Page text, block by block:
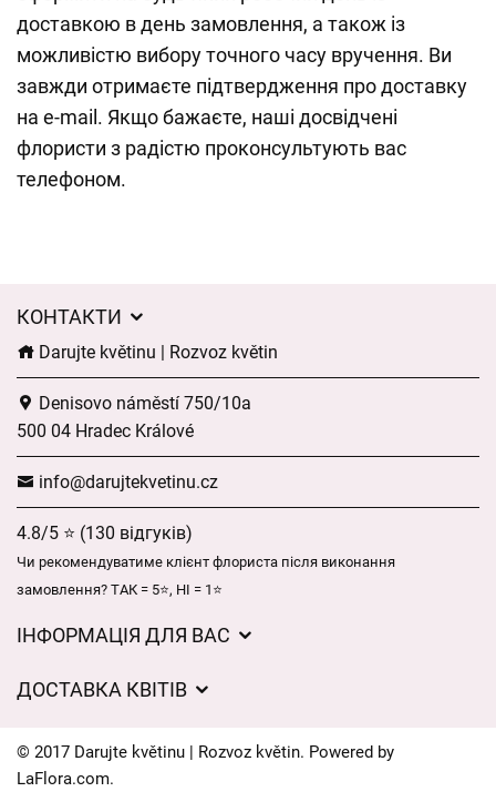
доставкою в день замовлення, а також із
можливістю вибору точного часу вручення. Ви
завжди отримаєте підтвердження про доставку
на e-mail. Якщо бажаєте, наші досвідчені
флористи з радістю проконсультують вас
телефоном.
КОНТАКТИ
Darujte květinu | Rozvoz květin
Denisovo náměstí 750/10a
500 04 Hradec Králové
info@darujtekvetinu.cz
4.8/5 ⭐ (130 відгуків)
Чи рекомендуватиме клієнт флориста після виконання
замовлення? ТАК = 5⭐, НІ = 1⭐
ІНФОРМАЦІЯ ДЛЯ ВАС
Захист персональних даних
Час доставки квітів – огляд можливостей
ДОСТАВКА КВІТІВ
Куди ми доставляємо квіти
© 2017 Darujte květinu | Rozvoz květin. Powered by
LaFlora.com.